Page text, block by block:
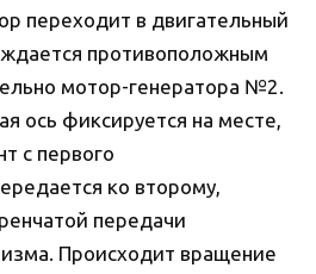
переходит в двигательный
противоположным
мотор-генератора №2.
ось фиксируется на месте,
с первого
ко второму,
передачи
Происходит вращение